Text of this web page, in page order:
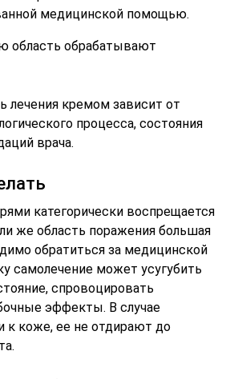
медицинской помощью.
область обрабатывают
лечения кремом зависит от
процесса, состояния
врача.
категорически воспрещается
же область поражения большая
обратиться за медицинской
самолечение может усугубить
спровоцировать
эффекты. В случае
к коже, ее не отдирают до